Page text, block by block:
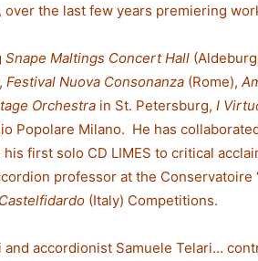
the last few years premiering
Snape Maltings Concert Hall
Festival Nuova Consonanza (Rome),
Orchestra in St. Petersburg, I
Popolare Milano. He has
first solo CD LIMES to critical
professor at the Conservatoire
Castelfidardo (Italy) Competitions.
accordionist Samuele Telari…